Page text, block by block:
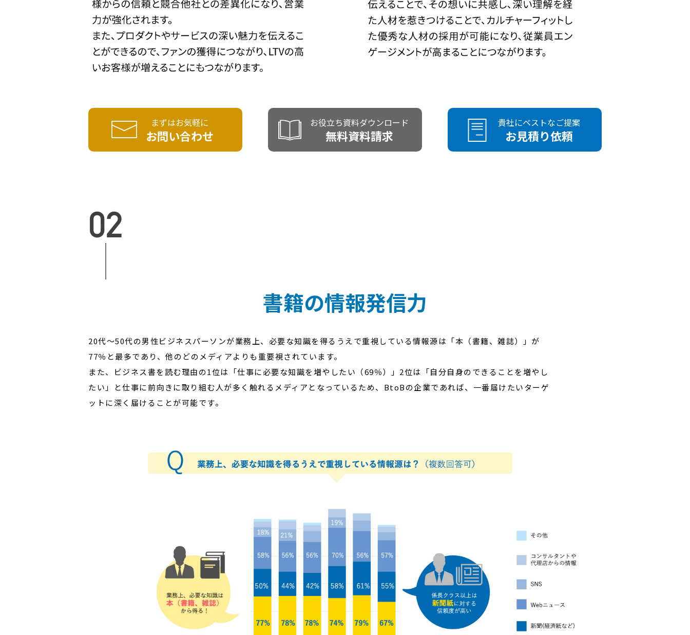
まずはお気軽に
お問い合わせ
お役立ち資料ダウンロード
無料資料請求
貴社にベストなご提案
お見積り依頼
書籍の情報発信力
20代～50代の男性ビジネスパーソンが業務上、必要な知識を得るうえで重視している情報源は「本（書籍、雑誌）」が
77％と最多であり、他のどのメディアよりも重要視されています。
また、ビジネス書を読む理由の1位は「仕事に必要な知識を増やしたい（69％）」2位は「自分自身のできることを増やし
たい」と仕事に前向きに取り組む人が多く触れるメディアとなっているため、BtoBの企業であれば、一番届けたいターゲ
ットに深く届けることが可能です。